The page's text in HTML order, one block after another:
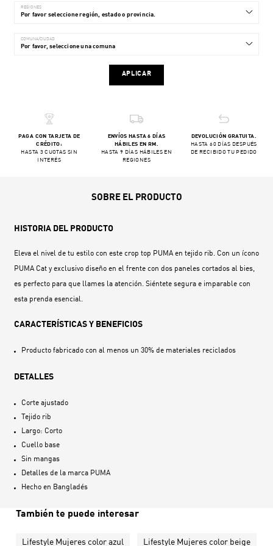
REGIONES
COMUNA/CIUDAD
APLICAR
PAGA CON TARJETA DE
CRÉDITO:
HASTA 3 CUOTAS SIN
INTERÉS
ENVÍOS HASTA 6 DÍAS
HÁBILES EN RM.
HASTA 9 DÍAS HÁBILES EN
REGIONES
DEVOLUCIÓN GRATUITA.
HASTA 60 DÍAS DESPUÉS
DE RECIBIDO TU PEDIDO
SOBRE EL PRODUCTO
HISTORIA DEL PRODUCTO
Eleva el nivel de tu estilo con este crop top PUMA en tejido rib. Con un ícono
PUMA Cat y exclusivo diseño en el frente con dos paneles cortados al bies,
es perfecto para que llames la atención. Siéntete segura e imparable con
esta prenda esencial.
CARACTERÍSTICAS Y BENEFICIOS
Producto fabricado con al menos un 30% de materiales reciclados
DETALLES
Corte ajustado
Tejido rib
Largo: Corto
Cuello base
Sin mangas
Detalles de la marca PUMA
Hecho en Bangladés
También te puede interesar
Lifestyle Mujeres color azul Lifestyle Mujeres color beige